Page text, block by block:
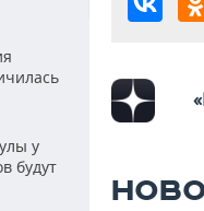
у
будут